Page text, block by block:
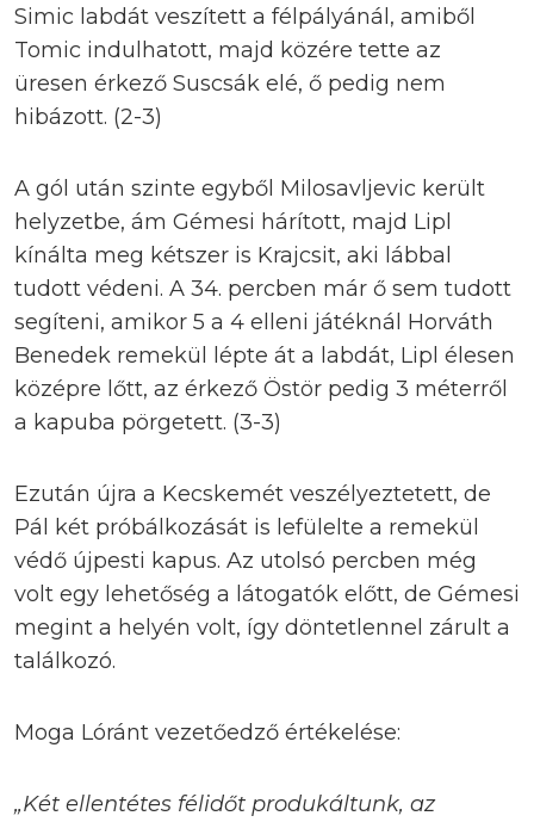
Simic labdát veszített a félpályánál, amiből
Tomic indulhatott, majd közére tette az
üresen érkező Suscsák elé, ő pedig nem
hibázott. (2-3)
A gól után szinte egyből Milosavljevic került
helyzetbe, ám Gémesi hárított, majd Lipl
kínálta meg kétszer is Krajcsit, aki lábbal
tudott védeni. A 34. percben már ő sem tudott
segíteni, amikor 5 a 4 elleni játéknál Horváth
Benedek remekül lépte át a labdát, Lipl élesen
középre lőtt, az érkező Östör pedig 3 méterről
a kapuba pörgetett. (3-3)
Ezután újra a Kecskemét veszélyeztetett, de
Pál két próbálkozását is lefülelte a remekül
védő újpesti kapus. Az utolsó percben még
volt egy lehetőség a látogatók előtt, de Gémesi
megint a helyén volt, így döntetlennel zárult a
találkozó.
Moga Lóránt vezetőedző értékelése:
„Két ellentétes félidőt produkáltunk, az